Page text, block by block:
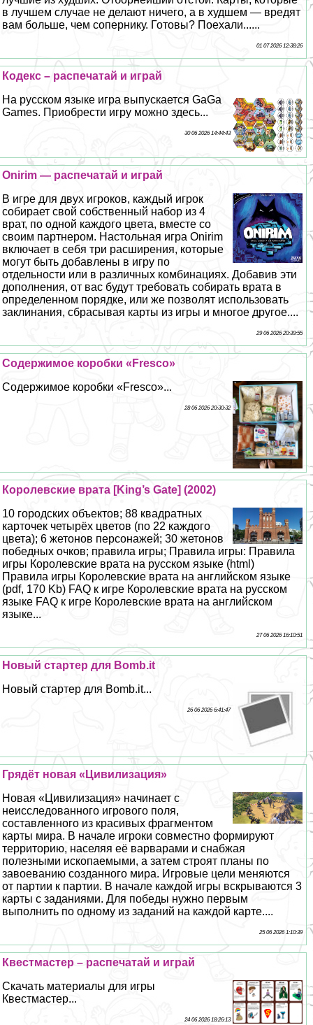
в лучшем случае не делают ничего, а в худшем — вредят
вам больше, чем сопернику. Готовы? Поехали......
01 07 2026 12:38:26
Кодекс – распечатай и играй
На русском языке игра выпускается GaGa
Games. Приобрести игру можно здесь...
30 06 2026 14:44:43
Onirim — распечатай и играй
В игре для двух игроков, каждый игрок
собирает свой собственный набор из 4
врат, по одной каждого цвета, вместе со
своим партнером. Настольная игра Onirim
включает в себя три расширения, которые
могут быть добавлены в игру по
отдельности или в различных комбинациях. Добавив эти
дополнения, от вас будут требовать собирать врата в
определенном порядке, или же позволят использовать
заклинания, сбрасывая карты из игры и многое другое....
29 06 2026 20:39:55
Содержимое коробки «Fresco»
Содержимое коробки «Fresco»...
28 06 2026 20:30:32
Королевские врата [King’s Gate] (2002)
10 городских объектов; 88 квадратных
карточек четырёх цветов (по 22 каждого
цвета); 6 жетонов персонажей; 30 жетонов
победных очков; правила игры; Правила игры: Правила
игры Королевские врата на русском языке (html)
Правила игры Королевские врата на английском языке
(pdf, 170 Kb) FAQ к игре Королевские врата на русском
языке FAQ к игре Королевские врата на английском
языке...
27 06 2026 16:10:51
Новый стартер для Bomb.it
Новый стартер для Bomb.it...
26 06 2026 6:41:47
Грядёт новая «Цивилизация»
Новая «Цивилизация» начинает с
неисследованного игрового поля,
составленного из красивых фрагментом
карты мира. В начале игроки совместно формируют
территорию, населяя её варварами и снабжая
полезными ископаемыми, а затем строят планы по
завоеванию созданного мира. Игровые цели меняются
от партии к партии. В начале каждой игры вскрываются 3
карты с заданиями. Для победы нужно первым
выполнить по одному из заданий на каждой карте....
25 06 2026 1:10:39
Квестмастер – распечатай и играй
Скачать материалы для игры
Квестмастер...
24 06 2026 18:26:13